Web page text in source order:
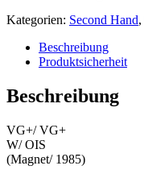
Kategorien: Second Hand,
Beschreibung
Produktsicherheit
Beschreibung
VG+/ VG+
W/ OIS
(Magnet/ 1985)